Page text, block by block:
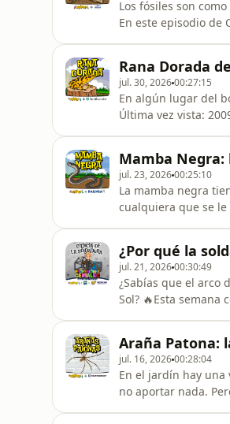
Los fósiles son
En este episodio de
antiguos.
Rana Dorada
jul. 30, 202600:27:15
En algún lugar del
Última vez vista:
pasó, por qué un
están haciendo los c
Mamba
jul. 23, 202600:25:10
La mamba negra
cualquiera que se le
su veneno dentro
¿Por qué la
jul. 21, 202600:30:49
¿Sabías que el arco
Sol? 🔥Esta
soldadura ayuda a
Araña Patona:
jul. 16, 202600:28:04
En el jardín hay una
no aportar nada.